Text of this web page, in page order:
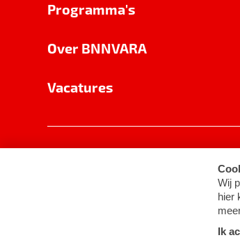
Programma's
Over BNNVARA
Vacatures
Cookie-instellingen